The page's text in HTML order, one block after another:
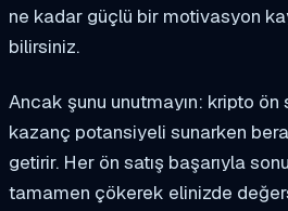
ne kadar güçlü bir motivasyon
bilirsiniz.
Ancak şunu unutmayın: kripto ön
kazanç potansiyeli sunarken
getirir. Her ön satış başarıyla
tamamen çökerek elinizde